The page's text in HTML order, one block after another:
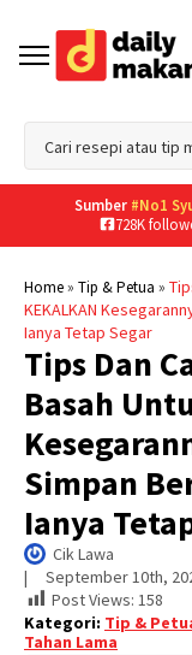
Sumber #No1
728K
Home» Tip & Petua »
KEKALKAN
Ianya Tetap Segar
Tips Dan
Basah
Simpan
Ianya
Cik Lawa
| September 10th,
Post Views: 158
Kategori: Tip &
Tahan Lama